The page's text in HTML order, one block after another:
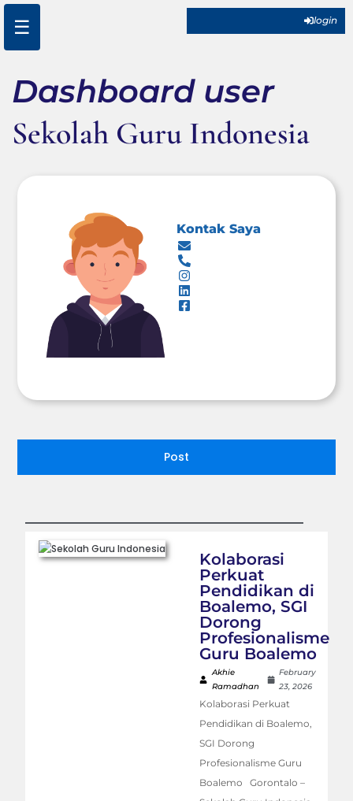
☰ login
Dashboard user
Sekolah Guru Indonesia
Kontak Saya
Post
Kolaborasi
Perkuat
Pendidikan di
Boalemo, SGI
Dorong
Profesionalisme
Guru Boalemo
Akhie
Ramadhan
February
23, 2026
Kolaborasi Perkuat
Pendidikan di Boalemo,
SGI Dorong
Profesionalisme Guru
Boalemo Gorontalo –